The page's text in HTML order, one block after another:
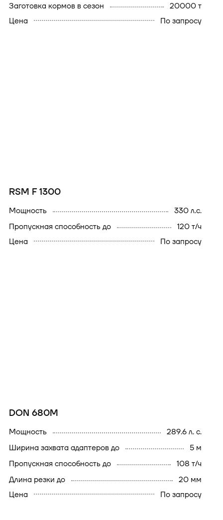
Заготовка кормов в сезон
20000 т
Цена
По запросу
RSM F 1300
мощность
330 л.с.
Пропускная способность до
120 т/ч
Цена
По запросу
DON 680M
мощность
289.6 л. с.
ширина захвата адаптеров до
5 м
пропускная способность до
108 т/ч
длина резки до
20 мм
Цена
По запросу